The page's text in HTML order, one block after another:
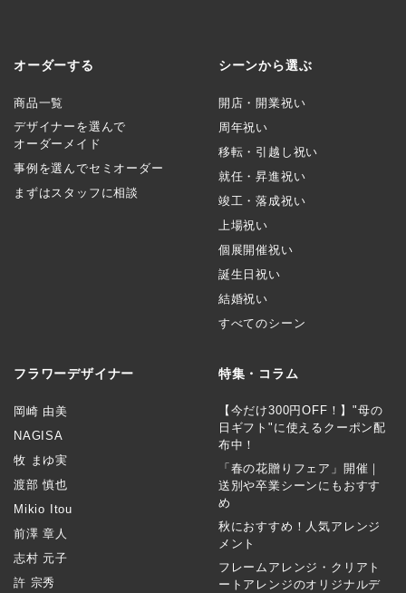
オーダーする
商品一覧
デザイナーを選んで
オーダーメイド
事例を選んでセミオーダー
まずはスタッフに相談
シーンから選ぶ
開店・開業祝い
周年祝い
移転・引越し祝い
就任・昇進祝い
竣工・落成祝い
上場祝い
個展開催祝い
誕生日祝い
結婚祝い
すべてのシーン
フラワーデザイナー
岡崎 由美
NAGISA
牧 まゆ実
渡部 慎也
Mikio Itou
前澤 章人
志村 元子
許 宗秀
特集・コラム
【今だけ300円OFF！】"母の
日ギフト"に使えるクーポン配
布中！
「春の花贈りフェア」開催｜
送別や卒業シーンにもおすす
め
秋におすすめ！人気アレンジ
メント
フレームアレンジ・クリアト
ートアレンジのオリジナルデ